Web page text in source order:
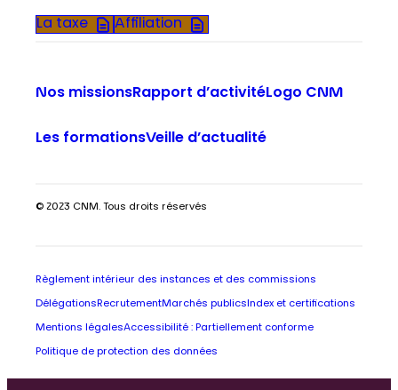
La taxe Affiliation
Nos missionsRapport d’activitéLogo CNM
Les formationsVeille d’actualité
© 2023 CNM. Tous droits réservés
Règlement intérieur des instances et des commissions
Délégations RecrutementMarchés publics Index et certifications
Mentions légalesAccessibilité : Partiellement conforme
Politique de protection des données